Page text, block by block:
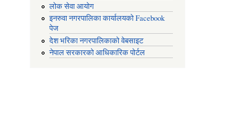
लोक सेवा आयोग
इनरुवा नगरपालिका कार्यालयको Facebook
पेज
देश भरिका नगरपालिकाको वेबसाइट
नेपाल सरकारको आधिकारिक पोर्टल